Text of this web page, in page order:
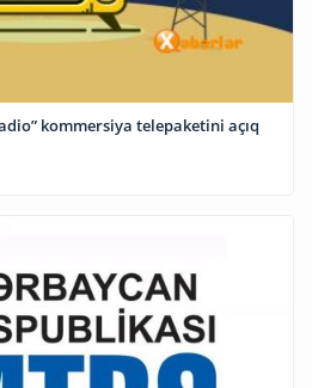
kommersiya telepaketini açıq